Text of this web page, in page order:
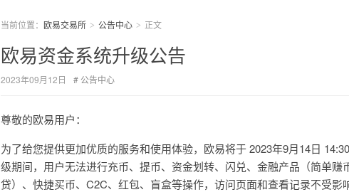
当前位置： 欧易交易所 > 公告中心 > 正文
欧易资金系统升级公告
2023年09月12日 公告中心
尊敬的欧易用户：
为了给您提供更加优质的服务和使用体验，欧易将于 2023年9月14日
级期间，用户无法进行充币、提币、资金划转、闪兑、金融产品（简单赚
贷）、快捷买币、C2C、红包、盲盒等操作，访问页面和查看记录不受影响